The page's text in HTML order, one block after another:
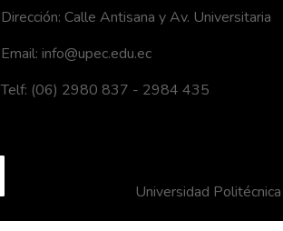
Dirección: Calle Antisana y Av. Universitaria
Email: info@upec.edu.ec
Telf: (06) 2980 837 - 2984 435
Universidad